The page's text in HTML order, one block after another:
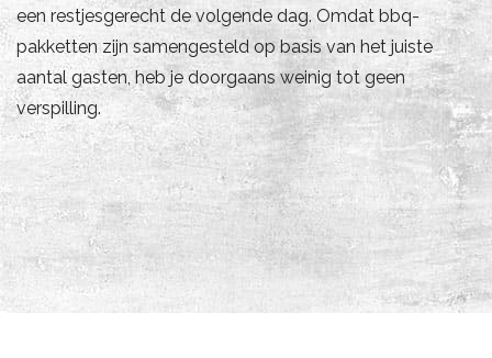
een restjesgerecht de volgende dag. Omdat bbq-
pakketten zijn samengesteld op basis van het juiste
aantal gasten, heb je doorgaans weinig tot geen
verspilling.